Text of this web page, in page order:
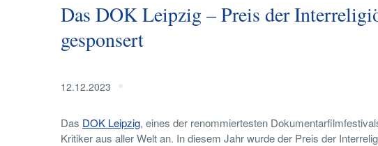
Das DOK Leipzig – Preis der
gesponsert
12.12.2023
Das DOK Leipzig, eines der renommiertesten
Kritiker aus aller Welt an. In diesem Jahr wurde der Preis der